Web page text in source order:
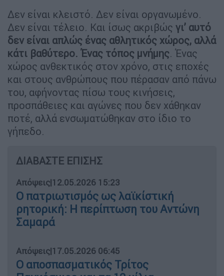
Δεν είναι κλειστό. Δεν είναι οργανωμένο.
Δεν είναι τέλειο. Και ίσως ακριβώς γι’ αυτό
δεν είναι απλώς ένας αθλητικός χώρος, αλλά
κάτι βαθύτερο. Ένας τόπος μνήμης. Ένας
χώρος ανθεκτικός στον χρόνο, στις εποχές
και στους ανθρώπους που πέρασαν από πάνω
του, αφήνοντας πίσω τους κινήσεις,
προσπάθειες και αγώνες που δεν χάθηκαν
ποτέ, αλλά ενσωματώθηκαν στο ίδιο το
γήπεδο.
ΔΙΑΒΑΣΤΕ ΕΠΙΣΗΣ
Απόψεις|12.05.2026 15:23
Ο πατριωτισμός ως λαϊκίστική
ρητορική: Η περίπτωση του Αντώνη
Σαμαρά
Απόψεις|17.05.2026 06:45
Ο αποσπασματικός Τρίτος